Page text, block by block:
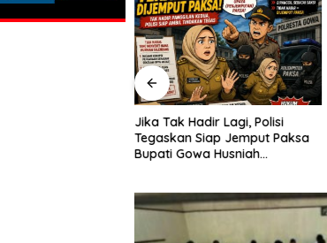
Jika Tak Hadir Lagi, Polisi
Tegaskan Siap Jemput Paksa
Bupati Gowa Husniah